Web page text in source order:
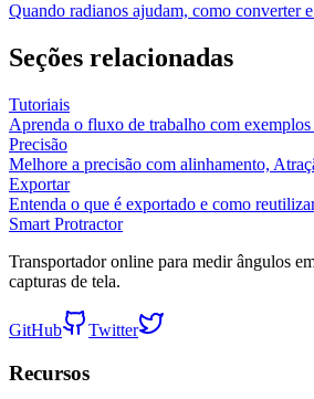
Quando radianos ajudam, como converter
Seções relacionadas
Tutoriais
Aprenda o fluxo de trabalho com exemplos
Precisão
Melhore a precisão com alinhamento,
Exportar
Entenda o que é exportado e como
Smart Protractor
Transportador online para medir ângulos
capturas de tela.
GitHub Twitter
Recursos